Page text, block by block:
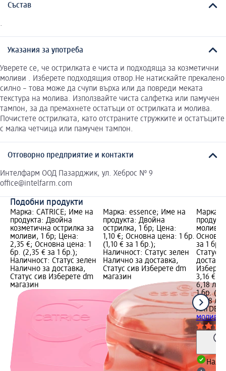
Състав
.
Указания за употреба
Уверете се, че острилката е чиста и подходяща за козметични
моливи . Изберете подходящия отвор.Не натискайте прекалено
силно – това може да счупи върха или да повреди меката
текстура на молива. Използвайте чиста салфетка или памучен
тампон, за да премахнете остатъци от острилката и молива.
Почистете острилката, като отстраните стружките и остатъците
с малка четчица или памучен тампон.
Отговорно предприятие и контакти
Интелфарм ООД Пазарджик, ул. Хеброс № 9
office@intelfarm.com
Подобни продукти
Марка: CATRICE; Име на
продукта: Двойна
козметична острилка за
моливи, 1 бр; Цена:
2,35 €; Основна цена: 1
бр. (2,35 € за 1 бр.);
Наличност: Статус зелен
Налично за доставка,
Статус сив Изберете dm
магазин
Марка: essence; Име на
продукта: Двойна
острилка, 1 бр; Цена:
1,10 €; Основна цена: 1 бр.
(1,10 € за 1 бр.);
Наличност: Статус зелен
Налично за доставка,
Статус сив Изберете dm
магазин
Марка:
моливи,
за 1
Статус
3,16 €
6,18 лв.
1 бр.
(6,18
моливи,